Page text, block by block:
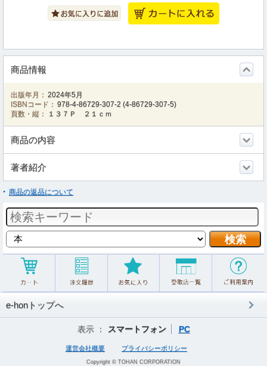
商品情報
出版年月： 2024年5月
ISBNコード： 978-4-86729-307-2 (4-86729-307-5)
頁数・縦：
１３７Ｐ ２１ｃｍ
商品の内容
著者紹介
商品の返品について
e-honトップへ
表示 ： スマートフォン PC
運営会社概要 プライバシーポリシー
Copyright © TOHAN CORPORATION